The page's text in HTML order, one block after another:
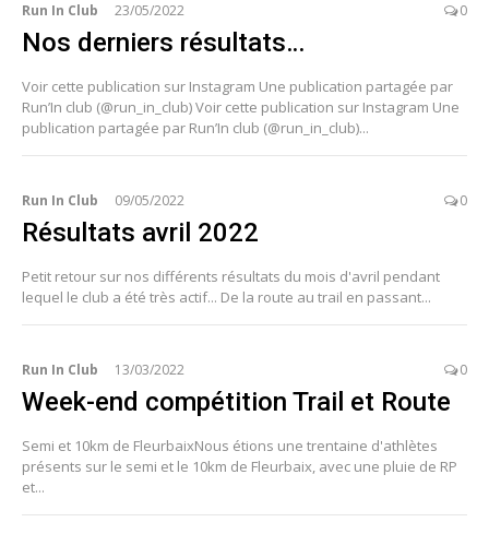
Run In Club 23/05/2022 0
Nos derniers résultats…
Voir cette publication sur Instagram Une publication partagée par
Run’In club (@run_in_club) Voir cette publication sur Instagram Une
publication partagée par Run’In club (@run_in_club)...
Run In Club 09/05/2022 0
Résultats avril 2022
Petit retour sur nos différents résultats du mois d'avril pendant
lequel le club a été très actif... De la route au trail en passant...
Run In Club 13/03/2022 0
Week-end compétition Trail et Route
Semi et 10km de FleurbaixNous étions une trentaine d'athlètes
présents sur le semi et le 10km de Fleurbaix, avec une pluie de RP
et...